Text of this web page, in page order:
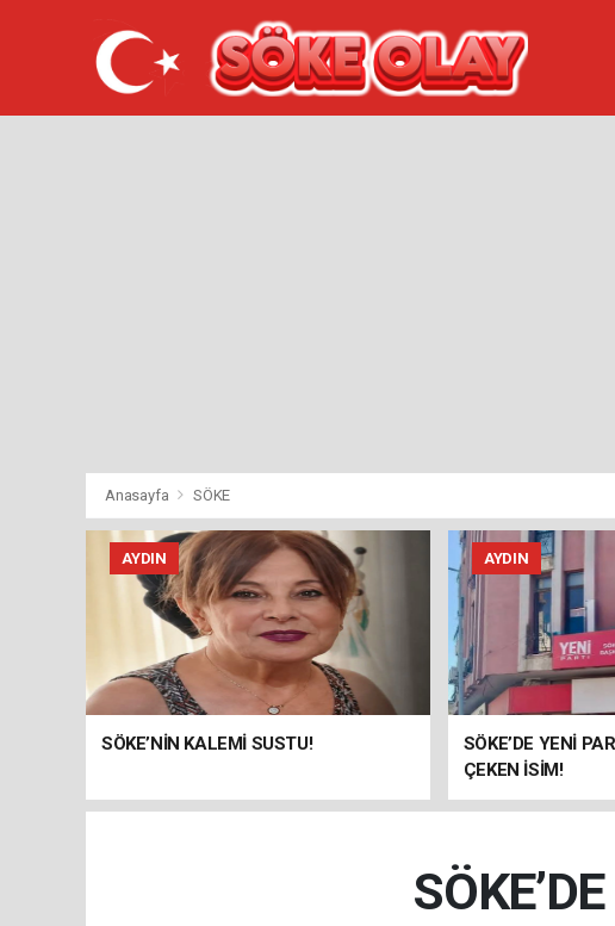
Anasayfa SÖKE
AYDIN
SÖKE’NİN KALEMİ SUSTU!
AYDIN
SÖKE’DE YENİ
ÇEKEN İSİM!